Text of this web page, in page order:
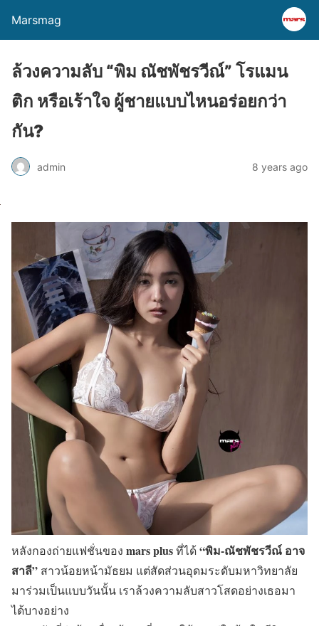
Marsmag
ล้วงความลับ “พิม ณัชพัชรวีณ์” โรแมน
ติก หรือเร้าใจ ผู้ชายแบบไหนอร่อยกว่า
กัน?
admin 8 years ago
หลังกองถ่ายแฟชั่นของ mars plusที่ได้“พิม-ณัชพัชรวีณ์ อาจ
สาลี” สาวน้อยหน้ามัธยม แต่สัดส่วนอุดมระดับมหาวิทยาลัย
มาร่วมเป็นแบบวันนั้น เราล้วงความลับสาวโสดอย่างเธอมา
ได้บางอย่าง